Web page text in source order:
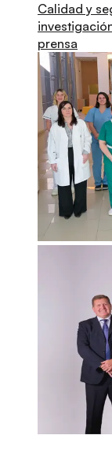
Calidad y
prensa